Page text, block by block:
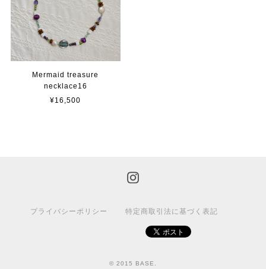
Mermaid treasure
necklace16
¥16,500
プライバシーポリシー 特定商取引法に基づく表記
© 2015 BASE.